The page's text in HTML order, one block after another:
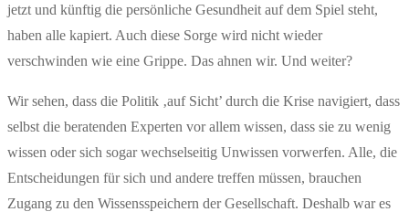
jetzt und künftig die persönliche Gesundheit auf dem Spiel steht,
haben alle kapiert. Auch diese Sorge wird nicht wieder
verschwinden wie eine Grippe. Das ahnen wir. Und weiter?
Wir sehen, dass die Politik ‚auf Sicht’ durch die Krise navigiert, dass
selbst die beratenden Experten vor allem wissen, dass sie zu wenig
wissen oder sich sogar wechselseitig Unwissen vorwerfen. Alle, die
Entscheidungen für sich und andere treffen müssen, brauchen
Zugang zu den Wissensspeichern der Gesellschaft. Deshalb war es